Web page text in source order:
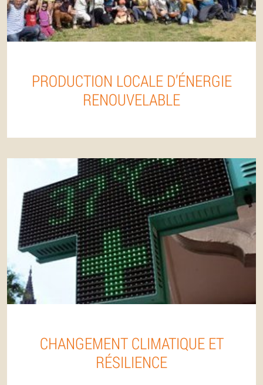
PRODUCTION LOCALE D’ÉNERGIE
RENOUVELABLE
CHANGEMENT CLIMATIQUE ET
RÉSILIENCE